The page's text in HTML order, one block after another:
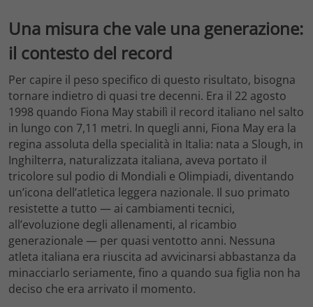
Una misura che vale una generazione:
il contesto del record
Per capire il peso specifico di questo risultato, bisogna
tornare indietro di quasi tre decenni. Era il 22 agosto
1998 quando Fiona May stabilì il record italiano nel salto
in lungo con 7,11 metri. In quegli anni, Fiona May era la
regina assoluta della specialità in Italia: nata a Slough, in
Inghilterra, naturalizzata italiana, aveva portato il
tricolore sul podio di Mondiali e Olimpiadi, diventando
un’icona dell’atletica leggera nazionale. Il suo primato
resistette a tutto — ai cambiamenti tecnici,
all’evoluzione degli allenamenti, al ricambio
generazionale — per quasi ventotto anni. Nessuna
atleta italiana era riuscita ad avvicinarsi abbastanza da
minacciarlo seriamente, fino a quando sua figlia non ha
deciso che era arrivato il momento.